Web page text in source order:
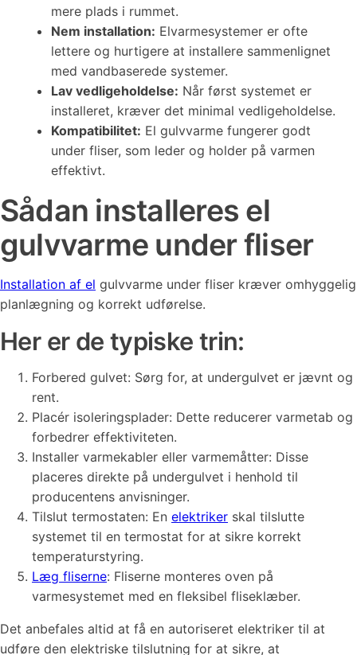
mere plads i rummet.
Nem installation: Elvarmesystemer er ofte
lettere og hurtigere at installere sammenlignet
med vandbaserede systemer.
Lav vedligeholdelse: Når først systemet er
installeret, kræver det minimal vedligeholdelse.
Kompatibilitet: El gulvvarme fungerer godt
under fliser, som leder og holder på varmen
effektivt.
Sådan installeres el
gulvvarme under fliser
Installation af el gulvvarme under fliser kræver omhyggelig
planlægning og korrekt udførelse.
Her er de typiske trin:
Forbered gulvet: Sørg for, at undergulvet er jævnt og
rent.
Placér isoleringsplader: Dette reducerer varmetab og
forbedrer effektiviteten.
Installer varmekabler eller varmemåtter: Disse
placeres direkte på undergulvet i henhold til
producentens anvisninger.
Tilslut termostaten: En elektriker skal tilslutte
systemet til en termostat for at sikre korrekt
temperaturstyring.
Læg fliserne: Fliserne monteres oven på
varmesystemet med en fleksibel fliseklæber.
Det anbefales altid at få en autoriseret elektriker til at
udføre den elektriske tilslutning for at sikre, at